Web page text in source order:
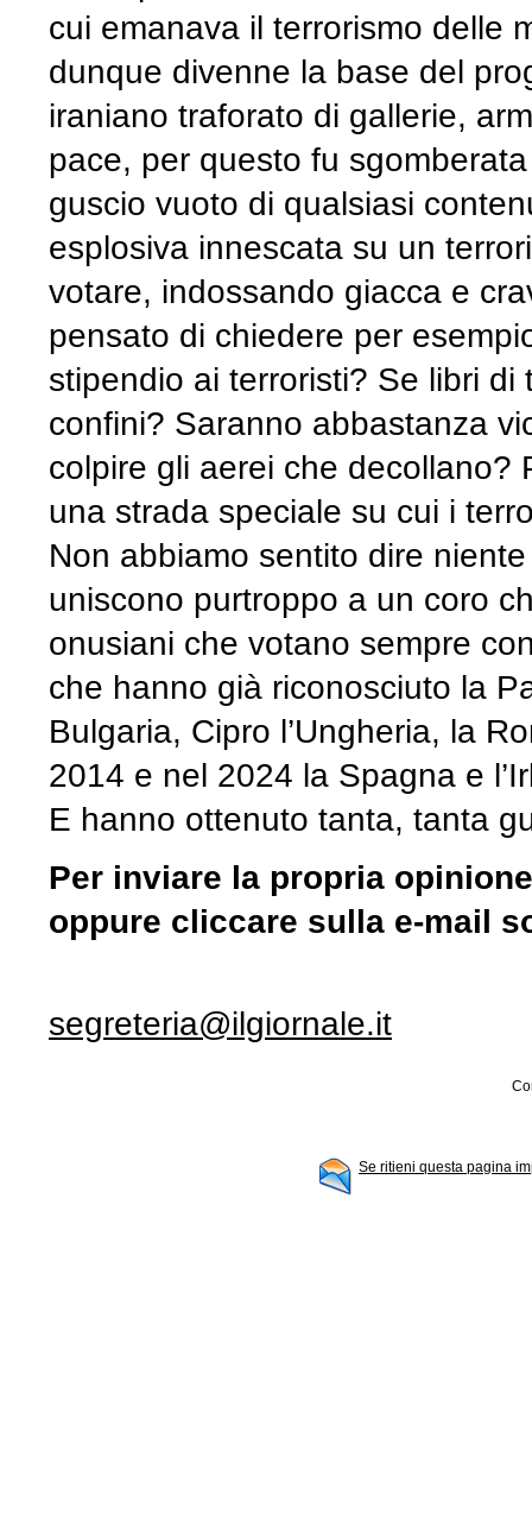
cui emanava il terrorismo delle
dunque divenne la base del
iraniano traforato di gallerie,
pace, per questo fu
guscio vuoto di qualsiasi
esplosiva innescata su un
votare, indossando giacca e
pensato di chiedere per
stipendio ai terroristi? Se libri
confini? Saranno abbastanza
colpire gli aerei che decollano?
una strada speciale su cui i
Non abbiamo sentito dire
uniscono purtroppo a un coro
onusiani che votano sempre
che hanno già riconosciuto la
Bulgaria, Cipro l’Ungheria, la
2014 e nel 2024 la Spagna e
E hanno ottenuto tanta, tanta
Per inviare la propria
oppure cliccare sulla e-mail
segreteria@ilgiornale.it
Se ritieni questa pagina